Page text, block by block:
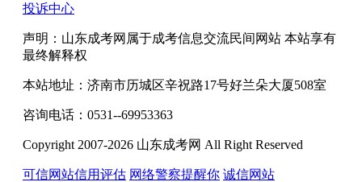
投诉中心
声明：山东成考网属于成考信息交流民间网站 本站享有
最终解释权
本站地址：济南市历城区辛祝路17号好兰朵大厦508室
咨询电话：0531--69953363
Copyright 2007-2026 山东成考网 All Right Reserved
可信网站信用评估 网络警察提醒你 诚信网站